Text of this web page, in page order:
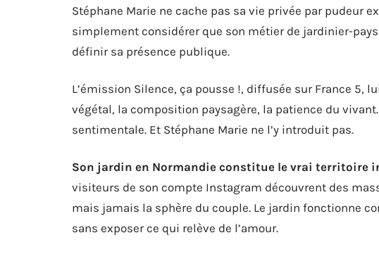
Stéphane Marie ne cache pas sa vie privée par pudeur
simplement considérer que son métier de jardinier-
définir sa présence publique.
L’émission Silence, ça pousse !, diffusée sur France 5,
végétal, la composition paysagère, la patience du
sentimentale. Et Stéphane Marie ne l’y introduit pas.
Son jardin en Normandie constitue le vrai territoire
visiteurs de son compte Instagram découvrent des
mais jamais la sphère du couple. Le jardin fonctionne
sans exposer ce qui relève de l’amour.